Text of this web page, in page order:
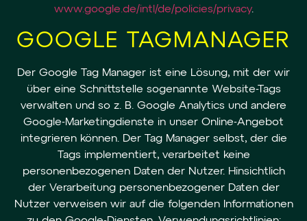
www.google.de/intl/de/policies/privacy.
GOOGLE TAGMANAGER
Der Google Tag Manager ist eine Lösung, mit der wir
über eine Schnittstelle sogenannte Website-Tags
verwalten und so z. B. Google Analytics und andere
Google-Marketingdienste in unser Online-Angebot
integrieren können. Der Tag Manager selbst, der die
Tags implementiert, verarbeitet keine
personenbezogenen Daten der Nutzer. Hinsichtlich
der Verarbeitung personenbezogener Daten der
Nutzer verweisen wir auf die folgenden Informationen